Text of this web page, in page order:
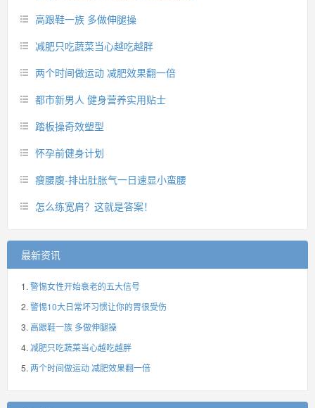
高跟鞋一族 多做伸腿操
减肥只吃蔬菜当心越吃越胖
两个时间做运动 减肥效果翻一倍
都市新男人 健身营养实用贴士
踏板操奇效塑型
怀孕前健身计划
瘦腰腹-排出肚胀气一日速显小蛮腰
怎么练宽肩？这就是答案！
最新资讯
警惕女性开始衰老的五大信号
警惕10大日常坏习惯让你的胃很受伤
高跟鞋一族 多做伸腿操
减肥只吃蔬菜当心越吃越胖
两个时间做运动 减肥效果翻一倍